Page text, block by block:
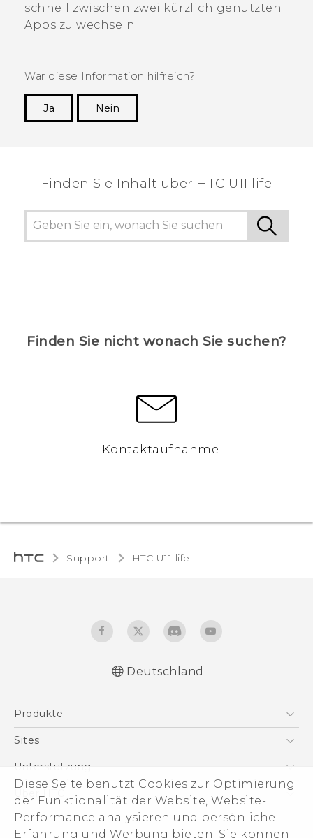
Diese Seite benutzt Cookies zur Optimierung
der Funktionalität der Website, Website-
Performance analysieren und persönliche
Erfahrung und Werbung bieten. Sie können
schnell zwischen zwei kürzlich genutzten
Apps zu wechseln.
War diese Information hilfreich?
Ja
Nein
Finden Sie Inhalt über‎ HTC U11 life
Finden Sie nicht wonach Sie suchen?
Kontaktaufnahme
Support HTC U11 life‎
behördliche Bestimmungen
English - Quick start guide
English - User manual
English - Safety and regulatory guide
Deutschland
Produkte
Smartphones
VIVE
Zubehör
Sites
HTC Dev
HTC Vive
Unterstützung
Unterstützung
eCommerce Support
Über HTC
ESG